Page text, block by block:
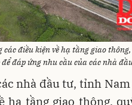
điều kiện về hạ tầng giao
đáp ứng nhu cầu của các nhà
nhà đầu tư, tỉnh
hạ tầng giao thông,